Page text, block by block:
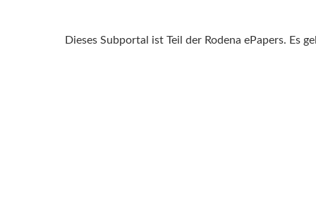
Dieses Subportal ist Teil der Rodena ePapers. Es